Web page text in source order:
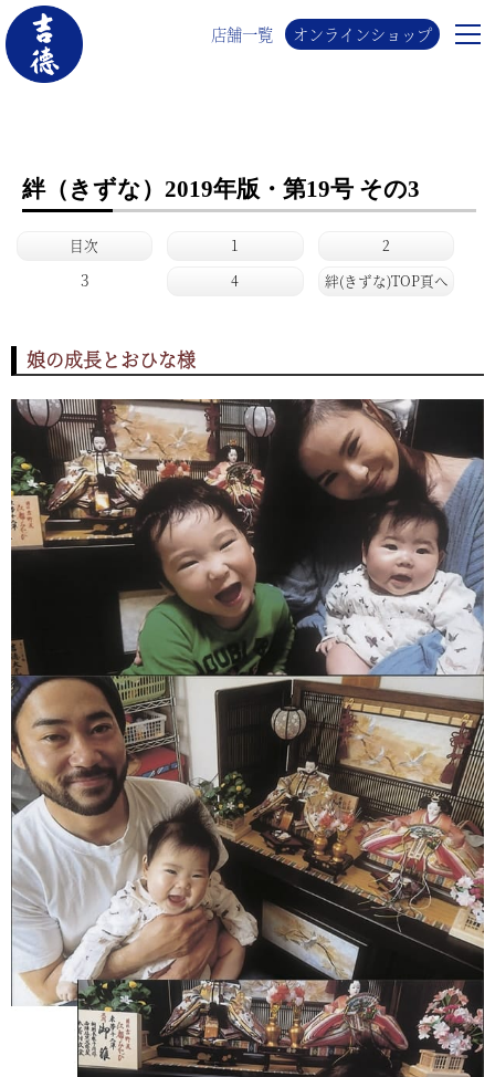
店舗一覧 オンラインショップ
絆（きずな）2019年版・第19号 その3
目次 1 2
3 4 絆(きずな)TOP頁へ
娘の成長とおひな様